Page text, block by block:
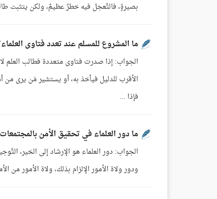
بصيرةٍ، فالتَّعجل فيه خطرٌ عظيمٌ، ولكن يتثبت
ما المشروع للمسلم عند تعدد فتاوى
الجواب: إذا صدرت فتاوى متعددة فطالب العلم
الأقرب للدليل فيأخذ به، أو يستشير مَن يرى من
فإذا ...
ما دور العلماء في تحقيق الأمن
الجواب: دور العلماء هو الإرشاد إلى الخير،
ودور ولاة الأمور الإلزام بذلك، ولاة الأمور من